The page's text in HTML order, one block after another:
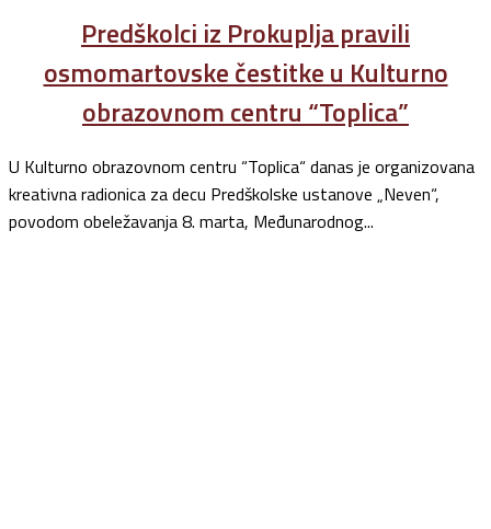
Predškolci iz Prokuplja pravili
osmomartovske čestitke u Kulturno
obrazovnom centru “Toplica”
U Kulturno obrazovnom centru “Toplica“ danas je organizovana
kreativna radionica za decu Predškolske ustanove „Neven“,
povodom obeležavanja 8. marta, Međunarodnog...